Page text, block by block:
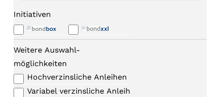
Initiativen
Weitere Auswahl-
möglichkeiten
Hochverzinsliche Anleihen
Variabel verzinsliche Anleihen